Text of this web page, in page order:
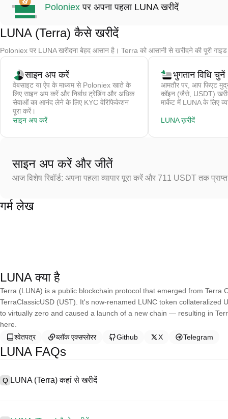
Poloniex पर अपना पहला LUNA खरीदें
LUNA (Terra) कैसे खरीदें
Poloniex पर LUNA खरीदना बेहद आसान है। Terra को आसानी से खरीदने की पूरी
साइन अप करें
वेबसाइट या ऐप के माध्यम से Poloniex खाते के
लिए साइन अप करें और निर्बाध ट्रेडिंग और अधिक
सेवाओं का आनंद लेने के लिए KYC वेरिफिकेशन
पूरा करें।
साइन अप करें
भुगतान विधि चुनें
आमतौर पर, आप फिएट
कॉइन (जैसे, USDT)
मार्केट में LUNA के लिए
LUNA ख़रीदें
साइन अप करें और जीतें
आज विशेष रिवॉर्ड: अपना पहला व्यापार पूरा करें और 711 USDT तक
गर्म लेख
LUNA क्या है
Terra (LUNA) is a public blockchain protocol that emerged from Terra
TerraClassicUSD (UST). It's now-renamed LUNC token
to virtually zero and caused a launch of a new chain — resulting in
here.
श्वेतपत्र
ब्लॉक एक्सप्लोरर Github X Telegram
LUNA FAQs
Q LUNA (Terra) कहां से खरीदें